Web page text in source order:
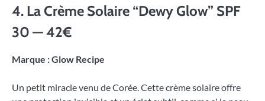
4. La Crème Solaire “Dewy Glow” SPF
30 — 42€
Marque : Glow Recipe
Un petit miracle venu de Corée. Cette crème solaire offre